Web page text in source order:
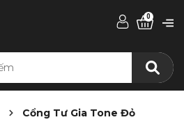
0
Cổng Tư Gia Tone Đỏ